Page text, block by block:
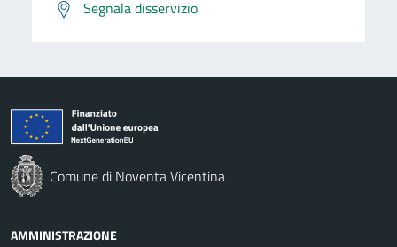
Segnala disservizio
Comune di Noventa Vicentina
AMMINISTRAZIONE